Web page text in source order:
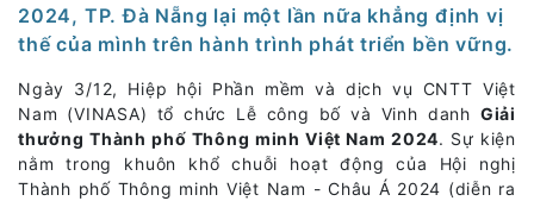
2024, TP. Đà Nẵng lại một lần nữa khẳng định vị
thế của mình trên hành trình phát triển bền vững.
Ngày 3/12, Hiệp hội Phần mềm và dịch vụ CNTT Việt
Nam (VINASA) tổ chức Lễ công bố và Vinh danh Giải
thưởng Thành phố Thông minh Việt Nam 2024. Sự kiện
nằm trong khuôn khổ chuỗi hoạt động của Hội nghị
Thành phố Thông minh Việt Nam - Châu Á 2024 (diễn ra